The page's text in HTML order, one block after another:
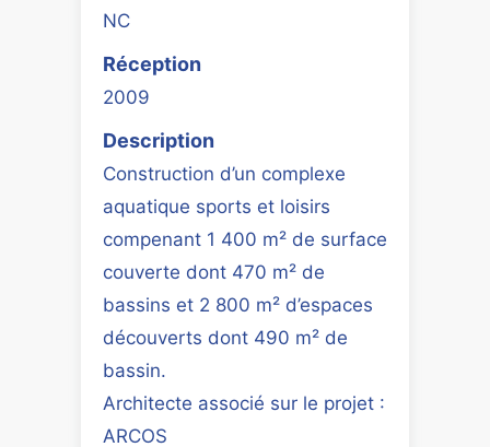
NC
Réception
2009
Description
Construction d’un complexe
aquatique sports et loisirs
compenant 1 400 m² de surface
couverte dont 470 m² de
bassins et 2 800 m² d’espaces
découverts dont 490 m² de
bassin.
Architecte associé sur le projet :
ARCOS